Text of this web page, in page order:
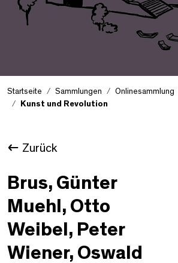
Startseite Sammlungen
Onlinesammlung
Kunst und Revolution
Zurück
Brus, Günter
Muehl, Otto
Weibel, Peter
Wiener, Oswald